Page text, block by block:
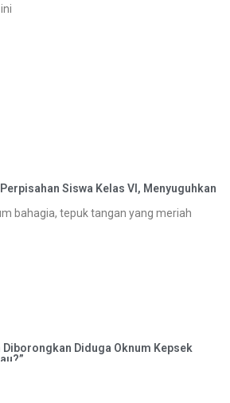
Siswa Kelas VI, Menyuguhkan
bahagia, tepuk tangan yang meriah
Diduga Oknum Kepsek